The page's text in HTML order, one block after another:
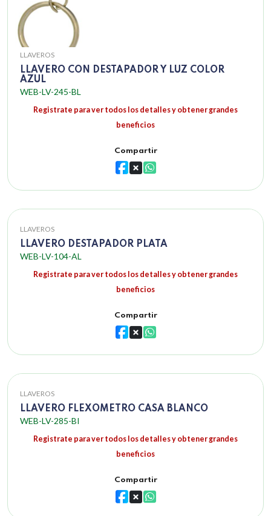
LLAVEROS
LLAVERO CON DESTAPADOR Y LUZ COLOR
AZUL
WEB-LV-245-BL
Registrate para ver todos los detalles y obtener grandes
beneficios
Compartir
LLAVEROS
LLAVERO DESTAPADOR PLATA
WEB-LV-104-AL
Registrate para ver todos los detalles y obtener grandes
beneficios
Compartir
LLAVEROS
LLAVERO FLEXOMETRO CASA BLANCO
WEB-LV-285-BI
Registrate para ver todos los detalles y obtener grandes
beneficios
Compartir